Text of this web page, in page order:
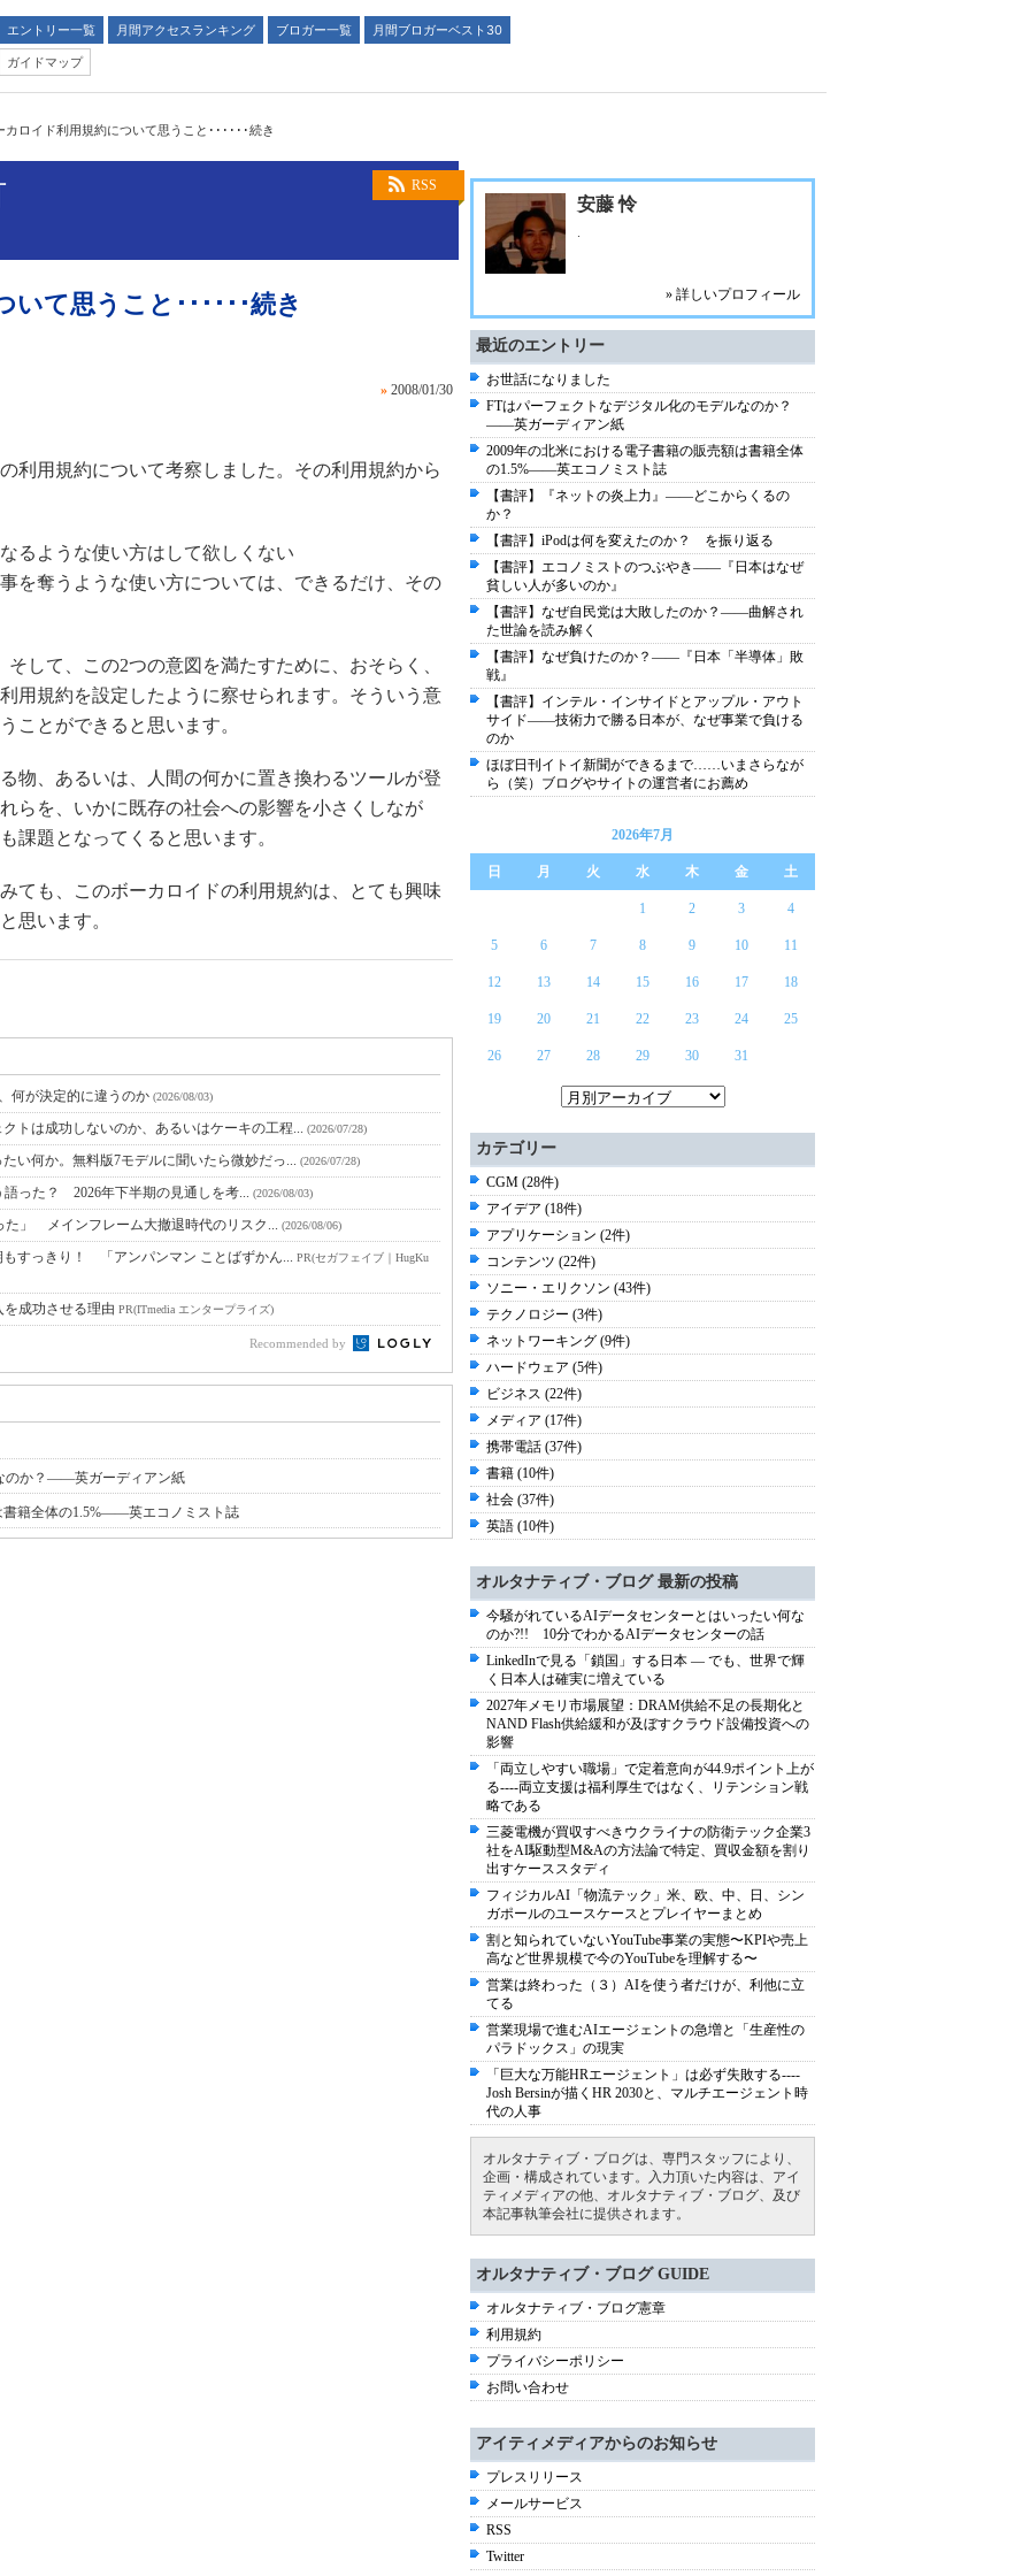
エントリー一覧 月間アクセスランキング ブロガー一覧
月間ブロガーベスト30
ガイドマップ
カロイド利用規約について思うこと･･････続き
RSS
て思うこと･･････続き
» 2008/01/30
利用規約について考察しました。その利用規約から
るような使い方はして欲しくない
を奪うような使い方については、できるだけ、その
して、この2つの意図を満たすために、おそらく、
用規約を設定したように察せられます。そういう意
ことができると思います。
物、あるいは、人間の何かに置き換わるツールが登
らを、いかに既存の社会への影響を小さくしなが
課題となってくると思います。
ても、このボーカロイドの利用規約は、とても興味
思います。
何が決定的に違うのか (2026/08/03)
トは成功しないのか、あるいはケーキの工程... (2026/07/28)
い何か。無料版7モデルに聞いたら微妙だっ... (2026/07/28)
った？ 2026年下半期の見通しを考... (2026/08/03)
た」 メインフレーム大撤退時代のリスク... (2026/08/06)
もすっきり！ 「アンパンマン ことばずかん... PR(セガフェイブ｜HugKu
成功させる理由 PR(ITmedia エンタープライズ)
Recommended by
のか？――英ガーディアン紙
書籍全体の1.5%――英エコノミスト誌
安藤 怜
.
» 詳しいプロフィール
最近のエントリー
お世話になりました
FTはパーフェクトなデジタル化のモデルなのか？
――英ガーディアン紙
2009年の北米における電子書籍の販売額は書籍全体
の1.5%――英エコノミスト誌
【書評】『ネットの炎上力』――どこからくるの
か？
【書評】iPodは何を変えたのか？ を振り返る
【書評】エコノミストのつぶやき――『日本はなぜ
貧しい人が多いのか』
【書評】なぜ自民党は大敗したのか？――曲解され
た世論を読み解く
【書評】なぜ負けたのか？――『日本「半導体」敗
戦』
【書評】インテル・インサイドとアップル・アウト
サイド――技術力で勝る日本が、なぜ事業で負ける
のか
ほぼ日刊イトイ新聞ができるまで……いまさらなが
ら（笑）ブログやサイトの運営者にお薦め
2026年7月
日 月 火 水 木 金 土
1 2 3 4
5 6 7 8 9 10 11
12 13 14 15 16 17 18
19 20 21 22 23 24 25
26 27 28 29 30 31
カテゴリー
CGM (28件)
アイデア (18件)
アプリケーション (2件)
コンテンツ (22件)
ソニー・エリクソン (43件)
テクノロジー (3件)
ネットワーキング (9件)
ハードウェア (5件)
ビジネス (22件)
メディア (17件)
携帯電話 (37件)
書籍 (10件)
社会 (37件)
英語 (10件)
オルタナティブ・ブログ 最新の投稿
今騒がれているAIデータセンターとはいったい何な
のか?!! 10分でわかるAIデータセンターの話
LinkedInで見る「鎖国」する日本 ― でも、世界で輝
く日本人は確実に増えている
2027年メモリ市場展望：DRAM供給不足の長期化と
NAND Flash供給緩和が及ぼすクラウド設備投資への
影響
「両立しやすい職場」で定着意向が44.9ポイント上が
る----両立支援は福利厚生ではなく、リテンション戦
略である
三菱電機が買収すべきウクライナの防衛テック企業3
社をAI駆動型M&Aの方法論で特定、買収金額を割り
出すケーススタディ
フィジカルAI「物流テック」米、欧、中、日、シン
ガポールのユースケースとプレイヤーまとめ
割と知られていないYouTube事業の実態〜KPIや売上
高など世界規模で今のYouTubeを理解する〜
営業は終わった（３）AIを使う者だけが、利他に立
てる
営業現場で進むAIエージェントの急増と「生産性の
パラドックス」の現実
「巨大な万能HRエージェント」は必ず失敗する----
Josh Bersinが描くHR 2030と、マルチエージェント時
代の人事
オルタナティブ・ブログは、専門スタッフにより、
企画・構成されています。入力頂いた内容は、アイ
ティメディアの他、オルタナティブ・ブログ、及び
本記事執筆会社に提供されます。
オルタナティブ・ブログ GUIDE
オルタナティブ・ブログ憲章
利用規約
プライバシーポリシー
お問い合わせ
アイティメディアからのお知らせ
プレスリリース
メールサービス
RSS
Twitter